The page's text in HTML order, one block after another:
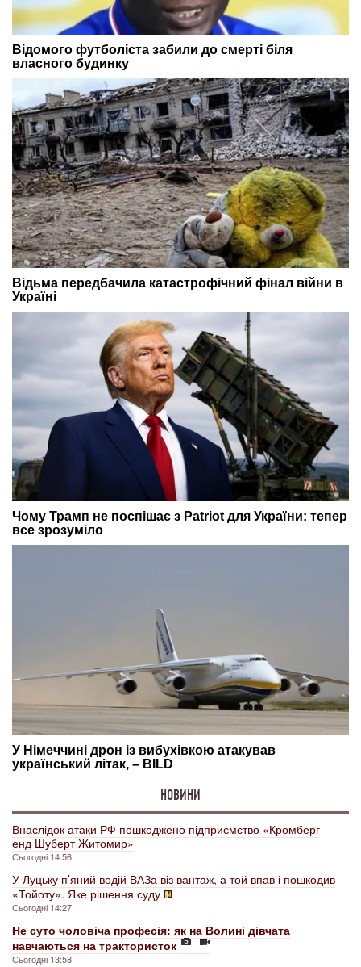
НОВИНИ
Внаслідок атаки РФ пошкоджено підприємство «Кромберг
енд Шуберт Житомир»
Сьогодні 14:56
У Луцьку п’яний водій ВАЗа віз вантаж, а той впав і пошкодив
«Тойоту». Яке рішення суду
Сьогодні 14:27
Не суто чоловіча професія: як на Волині дівчата
навчаються на трактористок
Сьогодні 13:58